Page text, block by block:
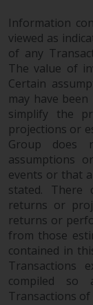
Information
viewed as
of any
The value of
Certain
may have
simplify the
projections or
Group does
assumptions
events or that
stated. There
returns or
returns or
from those
contained in
Transactions
compiled
Transactions